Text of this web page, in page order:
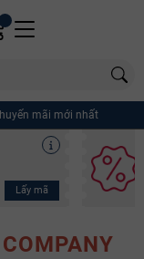
mãi mới nhất
Lấy mã